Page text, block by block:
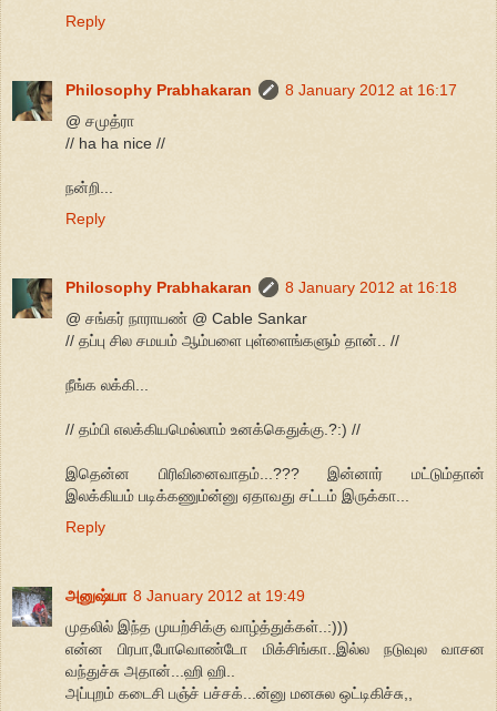
Reply
Philosophy Prabhakaran
8 January 2012 at 16:17
@ சமுத்ரா
// ha ha nice //
நன்றி...
Reply
Philosophy Prabhakaran
8 January 2012 at 16:18
@ சங்கர் நாராயண் @ Cable Sankar
// தப்பு சில சமயம் ஆம்பளை புள்ளைங்களும் தான்.. //
நீங்க லக்கி...
// தம்பி எலக்கியமெல்லாம் உனக்கெதுக்கு.?:) //
இதென்ன பிரிவினைவாதம்...??? இன்னார் மட்டும்தான்
இலக்கியம் படிக்கணும்ன்னு ஏதாவது சட்டம் இருக்கா...
Reply
அனுஷ்யா 8 January 2012 at 19:49
முதலில் இந்த முயற்சிக்கு வாழ்த்துக்கள்..:)))
என்ன பிரபா,போவொண்டோ மிக்சிங்கா..இல்ல நடுவுல வாசன
வந்துச்சு அதான்...ஹி ஹி..
அப்புறம் கடைசி பஞ்ச் பச்சக்...ன்னு மனசுல ஒட்டிகிச்சு,,